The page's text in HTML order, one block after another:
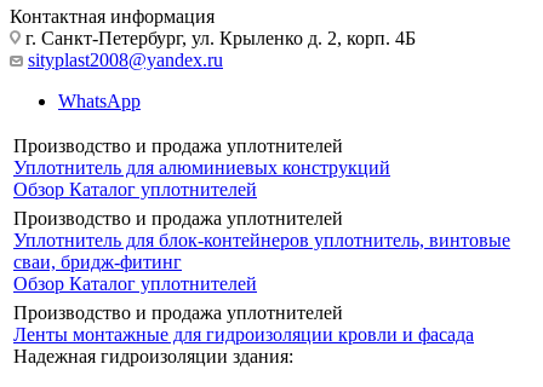
Контактная информация
г. Санкт-Петербург, ул. Крыленко д. 2, корп. 4Б
sityplast2008@yandex.ru
WhatsApp
Производство и продажа уплотнителей
Уплотнитель для алюминиевых конструкций
Обзор Каталог уплотнителей
Производство и продажа уплотнителей
Уплотнитель для блок-контейнеров уплотнитель, винтовые
сваи, бридж-фитинг
Обзор Каталог уплотнителей
Производство и продажа уплотнителей
Ленты монтажные для гидроизоляции кровли и фасада
Надежная гидроизоляции здания: